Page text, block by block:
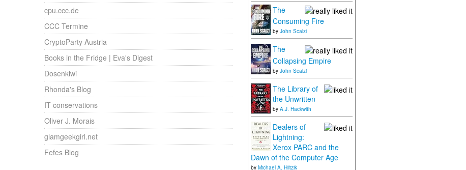
cpu.ccc.de
CCC Termine
CryptoParty Austria
Books in the Fridge | Eva's Digest
Dosenkiwi
Rhonda's Blog
IT conservations
Oliver J. Morais
glamgeekgirl.net
Fefes Blog
The
Consuming Fire
by John Scalzi
The
Collapsing Empire
by John Scalzi
The Library of
the Unwritten
by A.J. Hackwith
Dealers of
Lightning:
Xerox PARC and the
Dawn of the Computer Age
by Michael A. Hiltzik